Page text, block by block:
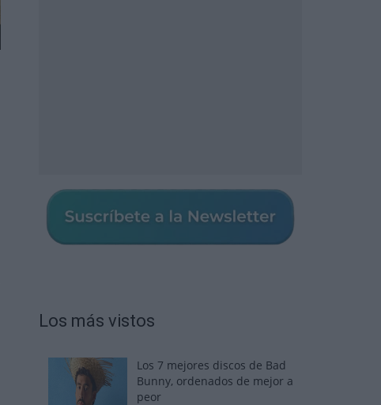
Los más vistos
Los 7 mejores discos de Bad
Bunny, ordenados de mejor a
peor